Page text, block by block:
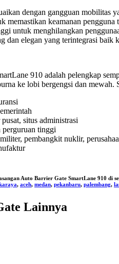
dengan gangguan mobilitas
memastikan keamanan pengguna
untuk menghilangkan
dan elegan yang terintegrasi
910 adalah pelengkap
ke lobi bergengsi dan mewah.
situs administrasi
perguruan tinggi
pembangkit nuklir,
Auto Barrier Gate SmartLane 910 di
, aceh, medan, pekanbaru, palembang,
Lainnya